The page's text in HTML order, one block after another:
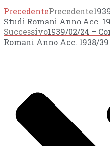
PrecedentePrecedente
Studi Romani Anno Acc.
Successivo1939/02/24 –
Romani Anno Acc. 1938/